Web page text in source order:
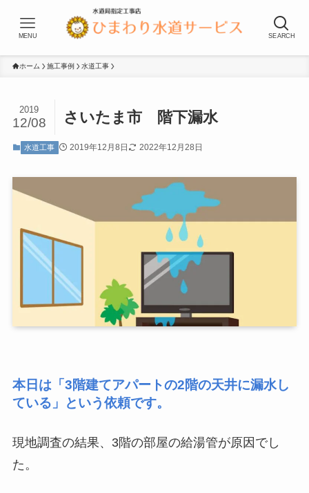
SEARCH
MENU
ホーム 施工事例 水道工事
さいたま市 階下漏水
2019
12/08
水道工事 2019年12月8日 2022年12月28日
本日は「3階建てアパートの2階の天井に漏水し
ている」という依頼です。
現地調査の結果、3階の部屋の給湯管が原因でし
た。